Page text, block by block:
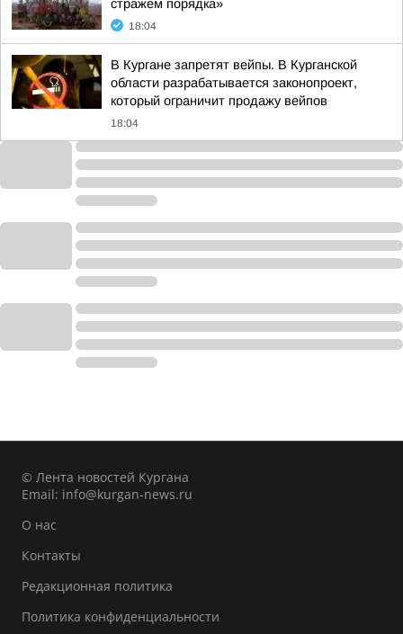
стражем порядка»
18:04
В Кургане запретят вейпы. В Курганской
области разрабатывается законопроект,
который ограничит продажу вейпов
18:04
© Лента новостей Кургана
Email: info@kurgan-news.ru
О нас
Контакты
Редакционная политика
Политика конфиденциальности